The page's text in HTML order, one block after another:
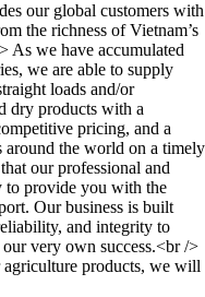
our global customers with
the richness of Vietnam’s
As we have accumulated
we are able to supply
loads and/or
dry products with a
pricing, and a
around the world on a timely
our professional and
to provide you with the
Our business is built
and integrity to
our very own success.<br />
products, we will